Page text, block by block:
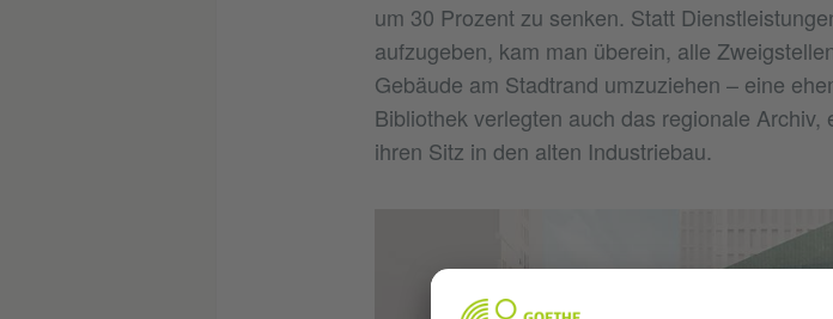
um 30 Prozent zu senken. Statt
aufzugeben, kam man überein, alle
Gebäude am Stadtrand umzuziehen – eine
Bibliothek verlegten auch das regionale
ihren Sitz in den alten Industriebau.